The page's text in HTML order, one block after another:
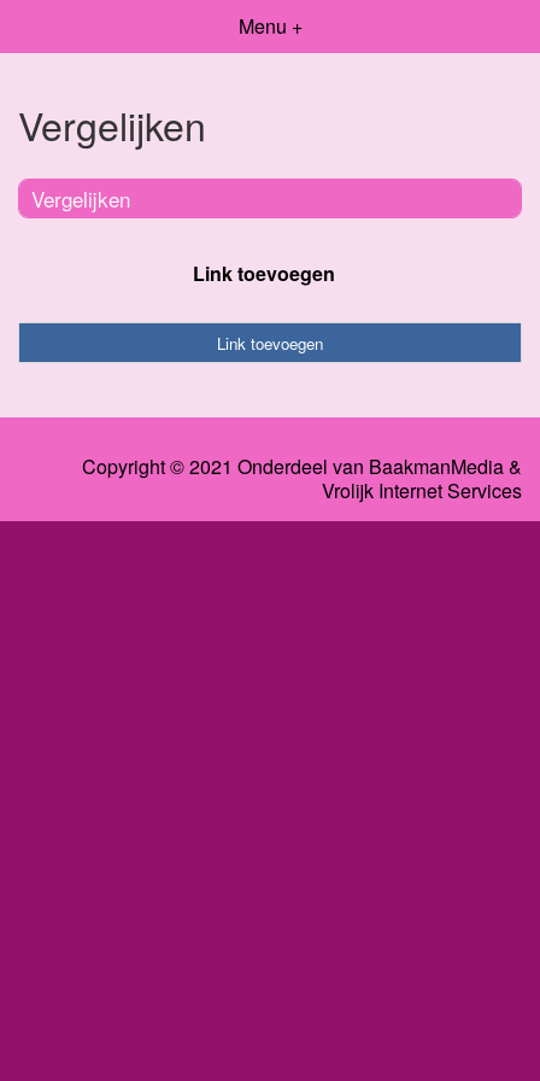
Menu +
Vergelijken
Vergelijken
Link toevoegen
Link toevoegen
Copyright © 2021 Onderdeel van BaakmanMedia&
Vrolijk Internet Services